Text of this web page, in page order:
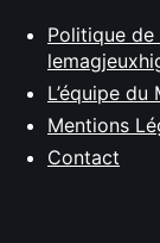
Politique
L’équipe
Mentions
Contact